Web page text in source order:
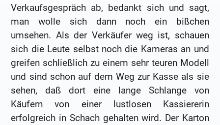
Verkaufsgespräch ab, bedankt sich und sagt,
man wolle sich dann noch ein bißchen
umsehen. Als der Verkäufer weg ist, schauen
sich die Leute selbst noch die Kameras an und
greifen schließlich zu einem sehr teuren Modell
und sind schon auf dem Weg zur Kasse als sie
sehen, daß dort eine lange Schlange von
Käufern von einer lustlosen Kassiererin
erfolgreich in Schach gehalten wird. Der Karton